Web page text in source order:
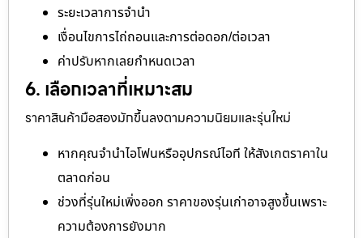
ระยะเวลาการจำนำ
เงื่อนไขการไถ่ถอนและการต่อดอก/ต่อเวลา
ค่าปรับหากเลยกำหนดเวลา
6. เลือกเวลาที่เหมาะสม
ราคาสินค้ามือสองมักขึ้นลงตามความนิยมและรุ่นใหม่
หากคุณจำนำไอโฟนหรืออุปกรณ์ไอที ให้สังเกตราคาใน
ตลาดก่อน
ช่วงที่รุ่นใหม่เพิ่งออก ราคาของรุ่นเก่าอาจสูงขึ้นเพราะ
ความต้องการยังมาก